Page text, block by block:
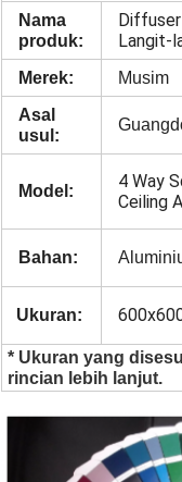
Nama
produk:
Diffuser
Langit-
Merek: Musim
Asal
usul:
Model:
4 Way
Ceiling
Bahan:
Ukuran:
* Ukuran yang
rincian lebih lanjut.